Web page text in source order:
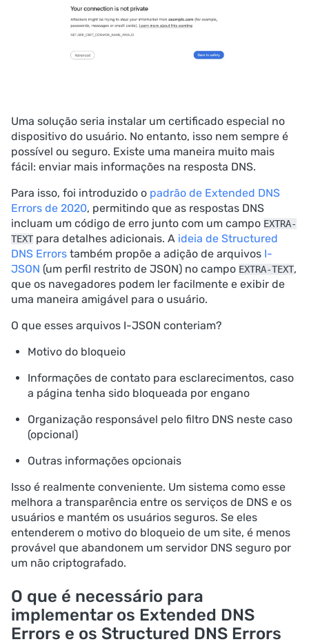
Uma solução seria instalar um certificado especial no
dispositivo do usuário. No entanto, isso nem sempre é
possível ou seguro. Existe uma maneira muito mais
fácil: enviar mais informações na resposta DNS.
Para isso, foi introduzido o padrão de Extended DNS
Errors de 2020, permitindo que as respostas DNS
incluam um código de erro junto com um campo EXTRA-
TEXT para detalhes adicionais. A ideia de Structured
DNS Errors também propõe a adição de arquivos I-
JSON (um perfil restrito de JSON) no campo EXTRA-TEXT,
que os navegadores podem ler facilmente e exibir de
uma maneira amigável para o usuário.
O que esses arquivos I-JSON conteriam?
Motivo do bloqueio
Informações de contato para esclarecimentos, caso
a página tenha sido bloqueada por engano
Organização responsável pelo filtro DNS neste caso
(opcional)
Outras informações opcionais
Isso é realmente conveniente. Um sistema como esse
melhora a transparência entre os serviços de DNS e os
usuários e mantém os usuários seguros. Se eles
entenderem o motivo do bloqueio de um site, é menos
provável que abandonem um servidor DNS seguro por
um não criptografado.
O que é necessário para
implementar os Extended DNS
Errors e os Structured DNS Errors